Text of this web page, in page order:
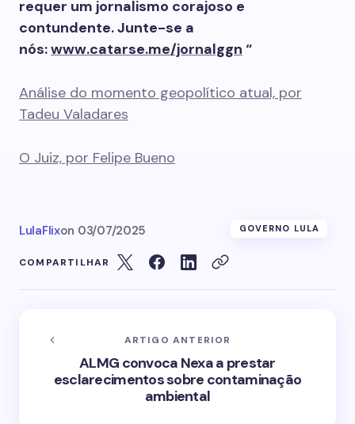
requer um jornalismo corajoso e
contundente. Junte-se a
nós:www.catarse.me/jornalggn “
Análise do momento geopolítico atual, por
Tadeu Valadares
O Juiz, por Felipe Bueno
LulaFlixon 03/07/2025 GOVERNO LULA
COMPARTILHAR
ARTIGO ANTERIOR
ALMG convoca Nexa a prestar
esclarecimentos sobre contaminação
ambiental